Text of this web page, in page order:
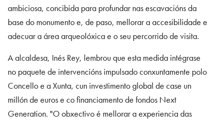
ambiciosa, concibida para profundar nas escavacións da
base do monumento e, de paso, mellorar a accesibilidade e
adecuar a área arqueolóxica e o seu percorrido de visita.
A alcaldesa, Inés Rey, lembrou que esta medida intégrase
no paquete de intervencións impulsado conxuntamente polo
Concello e a Xunta, cun investimento global de case un
millón de euros e co financiamento de fondos Next
Generation. "O obxectivo é mellorar a experiencia das